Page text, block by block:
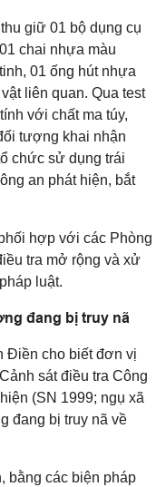
giữ 01 bộ dụng cụ
chai nhựa màu
01 ống hút nhựa
liên quan. Qua test
với chất ma túy,
tượng khai nhận
chức sử dụng trái
an phát hiện, bắt
hợp với các Phòng
tra mở rộng và xử
luật.
đang bị truy nã
Điền cho biết đơn vị
sát điều tra Công
(SN 1999; ngụ xã
đang bị truy nã về
bằng các biện pháp